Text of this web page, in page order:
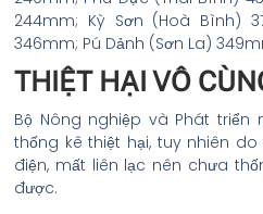
244mm; Kỳ Sơn (Hoà Bình)
346mm; Pú Dảnh (Sơn La)
THIỆT HẠI VÔ
Bộ Nông nghiệp và Phát
thống kê thiệt hại, tuy nhiên
điện, mất liên lạc nên chưa
được.